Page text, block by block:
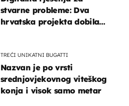
stvarne probleme: Dva
hrvatska projekta dobila
TREĆI UNIKATNI BUGATTI
Nazvan je po vrsti
srednjovjekovnog viteškog
konja i visok samo metar